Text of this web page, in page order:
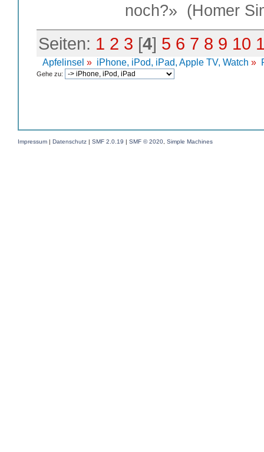
noch?» (Homer
Seiten: 1 2 3 [4] 5 6 7 8 9 10
Apfelinsel » iPhone, iPod, iPad, Apple TV, Watch »
Gehe zu:
Impressum | Datenschutz | SMF 2.0.19 | SMF © 2020 Simple Machines